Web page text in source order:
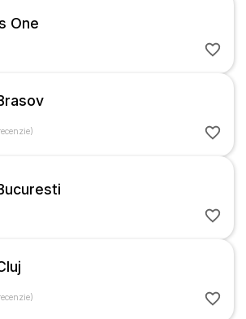
One
)
)